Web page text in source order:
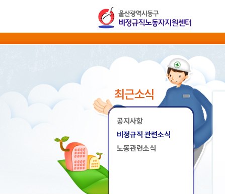
최근소식
공지사항
비정규직 관련소식
노동관련소식